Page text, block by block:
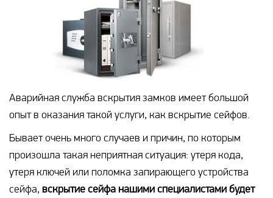
Аварийная служба вскрытия замков имеет большой
опыт в оказания такой услуги, как вскрытие сейфов.
Бывает очень много случаев и причин, по которым
произошла такая неприятная ситуация: утеря кода,
утеря ключей или поломка запирающего устройства
сейфа, вскрытие сейфа нашими специалистами будет